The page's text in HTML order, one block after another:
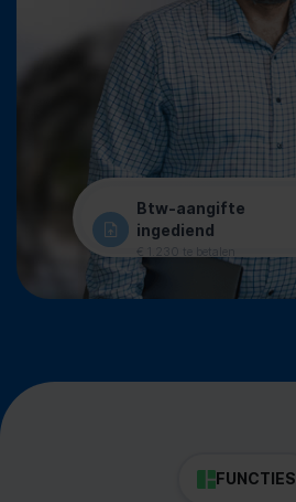
Btw-aangifte
ingediend
€ 1.230 te betalen
FUNCTIES